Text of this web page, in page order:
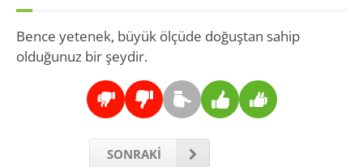
Bence yetenek, büyük ölçüde doğuştan sahip
olduğunuz bir şeydir.
SONRAKİ